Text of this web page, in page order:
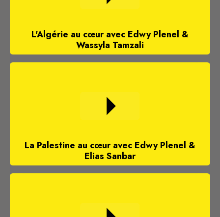
L'Algérie au cœur avec Edwy Plenel &
Wassyla Tamzali
La Palestine au cœur avec Edwy Plenel &
Elias Sanbar